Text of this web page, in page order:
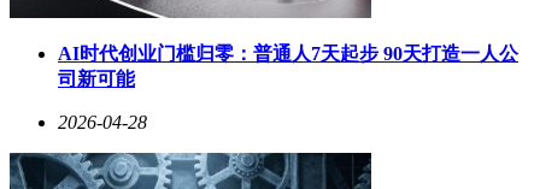
AI时代创业门槛归零：普通人7天起步 90天打造一人公
司新可能
2026-04-28